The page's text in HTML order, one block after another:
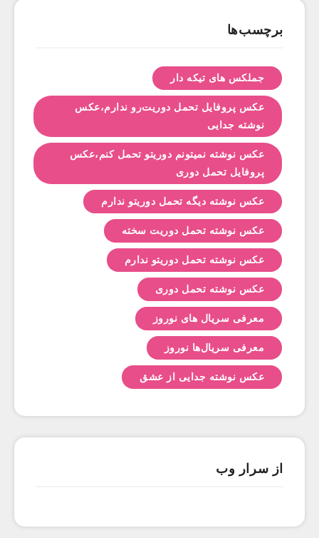
برچسب‌ها
جملکس های تیکه دار
عکس پروفایل تحمل دوریت‌رو ندارم،عکس
نوشته جدایی
عکس نوشته نمیتونم دوریتو تحمل کنم،عکس
پروفایل تحمل دوری
عکس نوشته دیگه تحمل دوریتو ندارم
عکس نوشته تحمل دوریت سخته
عکس نوشته تحمل دوریتو ندارم
عکس نوشته تحمل دوری
معرفی سریال های نوروز
معرفی سریال‌ها نوروز
عکس نوشته جدایی از عشق
از سرار وب